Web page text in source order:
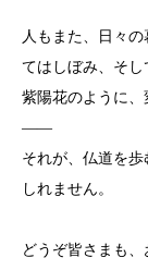
人もまた、日々
てはしぼみ、そし
紫陽花のように、
――
それが、仏道を
しれません。
どうぞ皆さまも